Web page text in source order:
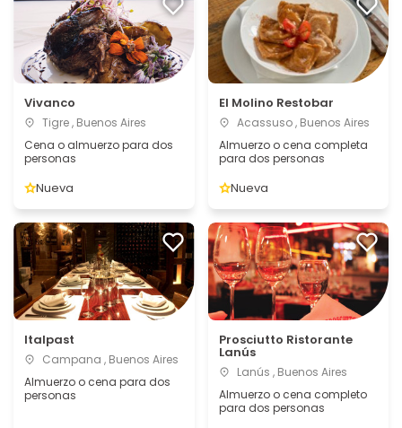
Vivanco
Tigre , Buenos Aires
Cena o almuerzo para dos
personas
Nueva
El Molino Restobar
Acassuso , Buenos Aires
Almuerzo o cena completa
para dos personas
Nueva
Italpast
Campana , Buenos Aires
Almuerzo o cena para dos
personas
Prosciutto Ristorante
Lanús
Lanús , Buenos Aires
Almuerzo o cena completo
para dos personas